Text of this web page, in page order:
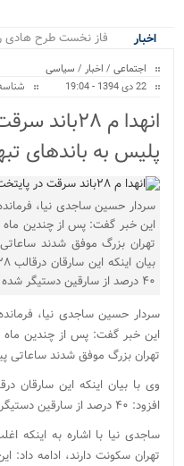
اخبار
رقاب.
اجتماعی / اخبار / سیاسی
22 دی 1394 - 19:04
شناسه
انهدا م
پلیس به باندهای
سردار حسین ساجدی نیا،
این خبر گفت: پس از چندین
۴۰ درصد از سارقین دستیگر شده کیف […]
سردار حسین ساجدی نیا،
این خبر گفت: پس از چندین ماه
تهران بزرگ موفق شدند ساعاتی پیش ۱۴۱ سارق را
افزود: ۴۰ درصد از سارقین دستیگر شده کیف قاپ و زورگیر هستند.
ساجدی نیا با اشاره به اینکه
تهران سکونت دارند، ادامه